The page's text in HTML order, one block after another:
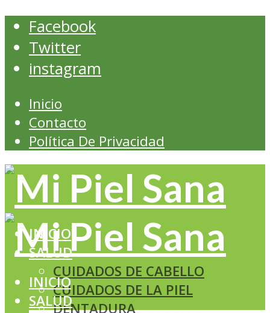
Facebook
Twitter
instagram
Inicio
Contacto
Política De Privacidad
INICIO
SALUD
CUIDADOS DE CABELLO
CUIDADOS DE LA PIEL
DENTADURA
INICIO
SALUD